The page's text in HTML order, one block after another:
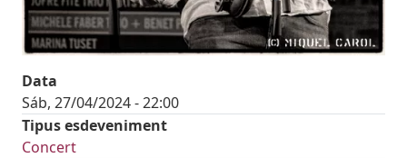
Data
Sáb, 27/04/2024 - 22:00
Tipus esdeveniment
Concert